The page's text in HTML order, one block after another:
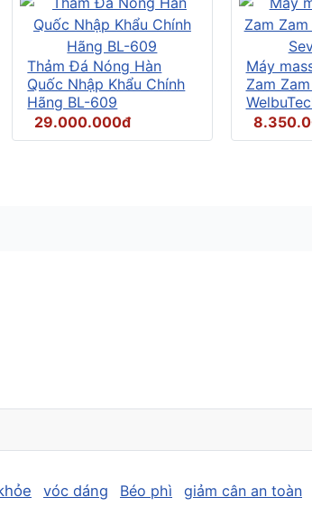
Thảm Đá Nóng Hàn
Quốc Nhập Khẩu Chính
Hãng BL-609
29.000.000đ
Máy
Zam
vóc dáng Béo phì giảm cân an toàn